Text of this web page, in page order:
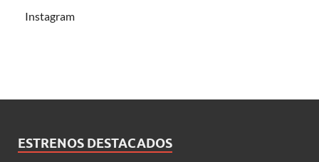
Instagram
ESTRENOS DESTACADOS